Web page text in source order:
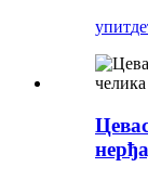
упит